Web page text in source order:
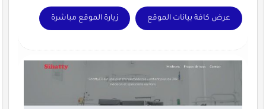
عرض كافة بيانات الموقع زيارة الموقع مباشرة